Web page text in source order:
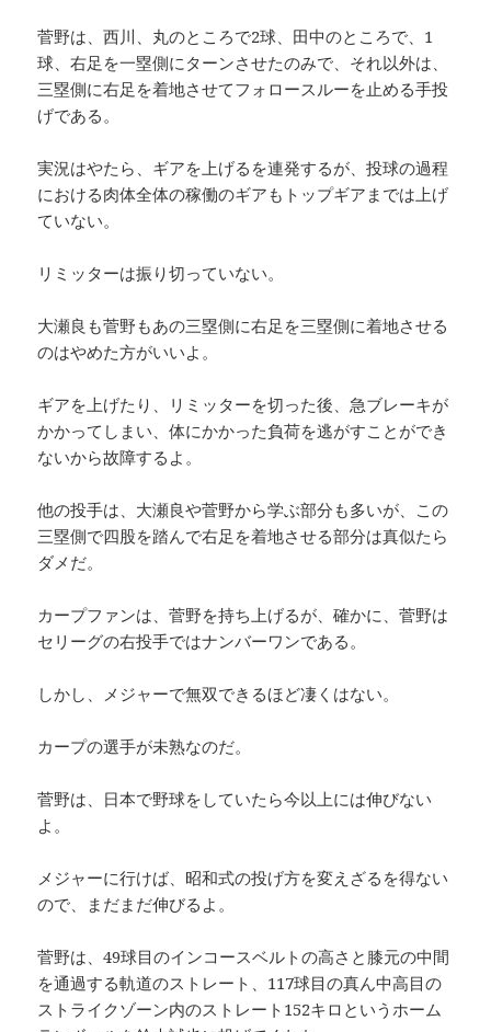
菅野は、西川、丸のところで2球、田中のところで、1
球、右足を一塁側にターンさせたのみで、それ以外は、
三塁側に右足を着地させてフォロースルーを止める手投
げである。
実況はやたら、ギアを上げるを連発するが、投球の過程
における肉体全体の稼働のギアもトップギアまでは上げ
ていない。
リミッターは振り切っていない。
大瀬良も菅野もあの三塁側に右足を三塁側に着地させる
のはやめた方がいいよ。
ギアを上げたり、リミッターを切った後、急ブレーキが
かかってしまい、体にかかった負荷を逃がすことができ
ないから故障するよ。
他の投手は、大瀬良や菅野から学ぶ部分も多いが、この
三塁側で四股を踏んで右足を着地させる部分は真似たら
ダメだ。
カープファンは、菅野を持ち上げるが、確かに、菅野は
セリーグの右投手ではナンバーワンである。
しかし、メジャーで無双できるほど凄くはない。
カープの選手が未熟なのだ。
菅野は、日本で野球をしていたら今以上には伸びない
よ。
メジャーに行けば、昭和式の投げ方を変えざるを得ない
ので、まだまだ伸びるよ。
菅野は、49球目のインコースベルトの高さと膝元の中間
を通過する軌道のストレート、117球目の真ん中高目の
ストライクゾーン内のストレート152キロというホーム